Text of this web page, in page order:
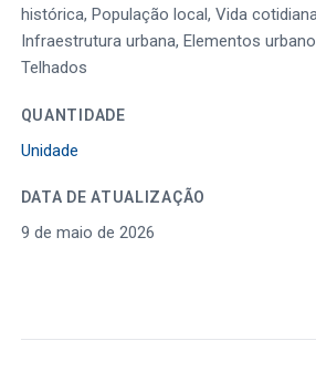
histórica, População local, Vida
Infraestrutura urbana, Elementos
Telhados
QUANTIDADE
Unidade
DATA DE ATUALIZAÇÃO
9 de maio de 2026